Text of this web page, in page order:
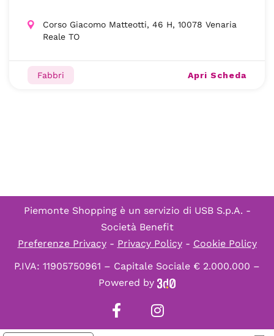
Corso Giacomo Matteotti, 46 H, 10078 Venaria
Reale TO
Fabbri Apri Scheda
Piemonte Shopping è un servizio di USB S.p.A. -
Società Benefit
Preferenze Privacy- Privacy Policy- Cookie Policy
P.IVA: 11905750961 – Capitale Sociale € 2.000.000 –
Powered by